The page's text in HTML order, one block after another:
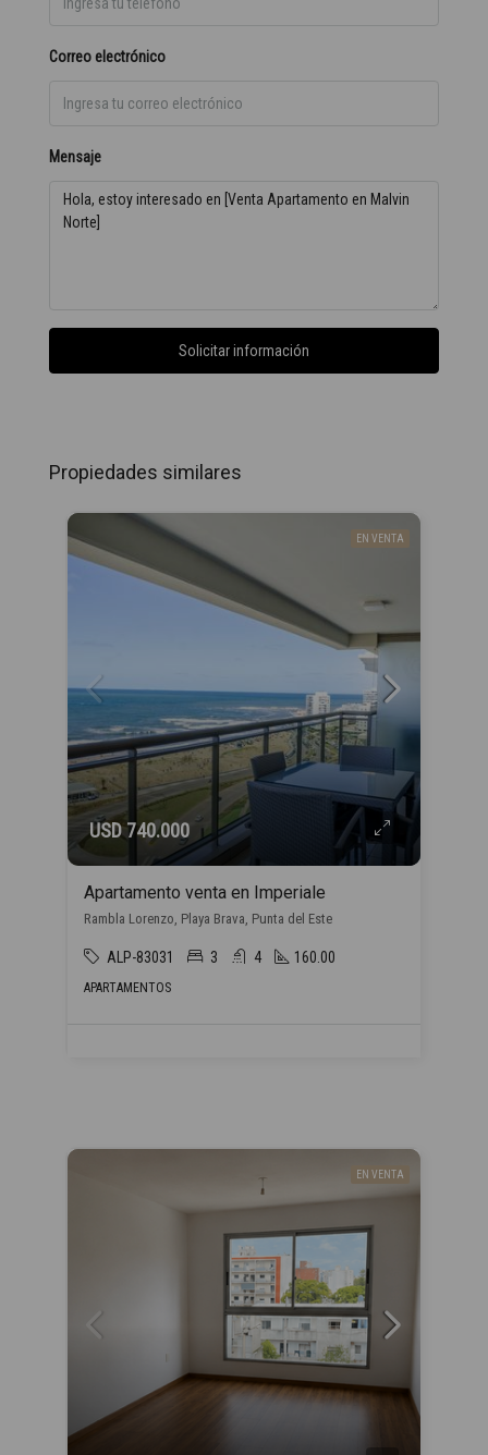
Correo electrónico
Mensaje
Solicitar información
Propiedades similares
EN VENTA
USD 740.000
Apartamento venta en Imperiale
Rambla Lorenzo, Playa Brava, Punta del Este
ALP-83031 3 4 160.00
APARTAMENTOS
EN VENTA